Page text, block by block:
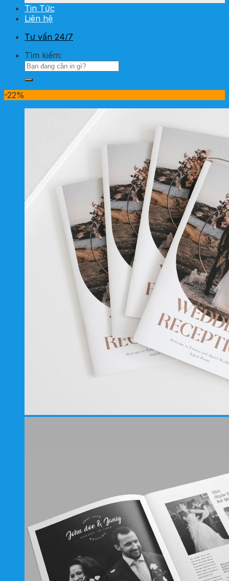
Tin Tức
Liên hệ
Tư vấn 24/7
Tìm kiếm:
-22%